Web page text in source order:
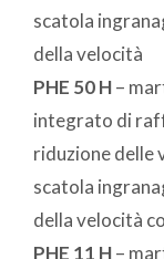
scatola
della velocità
PHE 50 H–
integrato di
riduzione delle
scatola
della velocità
PHE 11 H–